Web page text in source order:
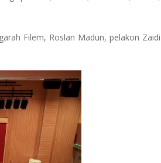
Filem, Roslan Madun, pelakon Zaidi